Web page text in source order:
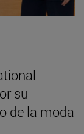
su
de la moda